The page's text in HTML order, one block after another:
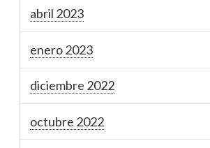
abril 2023
enero 2023
diciembre 2022
octubre 2022